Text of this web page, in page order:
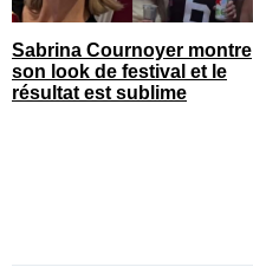
Sabrina Cournoyer montre
son look de festival et le
résultat est sublime